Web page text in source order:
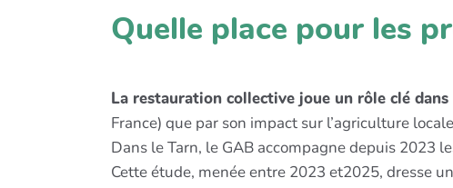
Quelle place pour les
La restauration collective joue un rôle clé
France) que par son impact sur l’agriculture
Dans le Tarn, le GAB accompagne depuis 2023
Cette étude, menée entre 2023 et2025, dresse